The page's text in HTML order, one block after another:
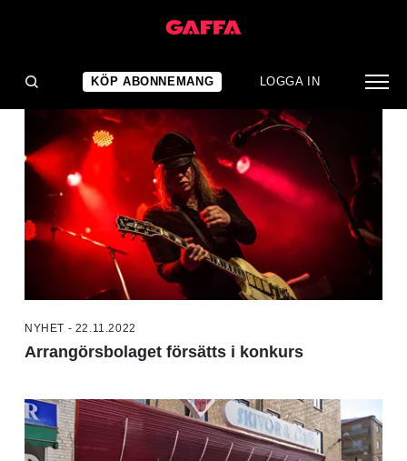
KÖP ABONNEMANG LOGGA IN
NYHET - 22.11.2022
Arrangörsbolaget försätts i konkurs